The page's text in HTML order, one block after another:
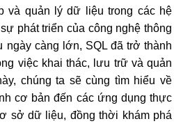
và quản lý dữ liệu trong các hệ
phát triển của công nghệ thông
càng lớn, SQL đã trở thành
việc khai thác, lưu trữ và quản
chúng ta sẽ cùng tìm hiểu về
cơ bản đến các ứng dụng thực
sở dữ liệu, đồng thời khám phá